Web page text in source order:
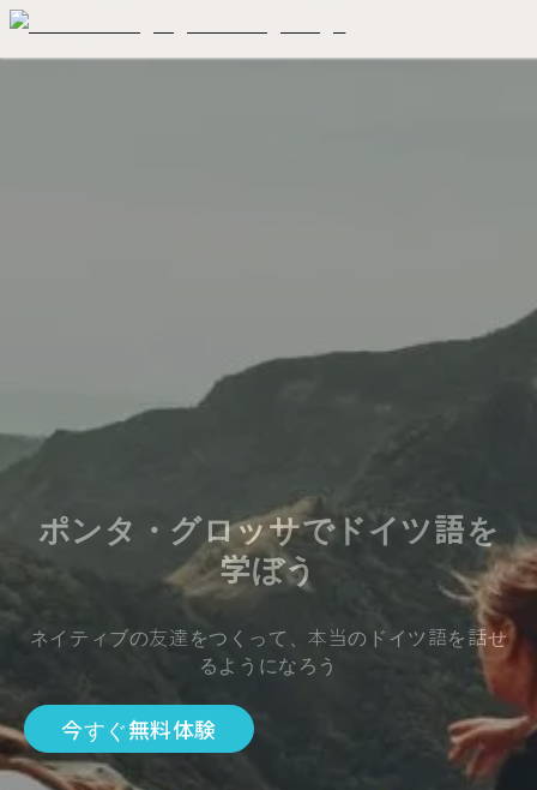
ポンタ・グロッサでドイツ語を
学ぼう
ネイティブの友達をつくって、本当のドイツ語を話せ
るようになろう
今すぐ無料体験